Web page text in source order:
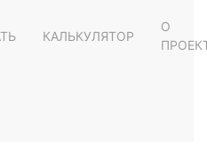
КАЛЬКУЛЯТОР
О